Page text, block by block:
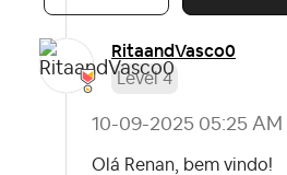
RitaandVasco0
Level 4
‎10-09-2025 05:25 AM
Olá Renan, bem vindo!